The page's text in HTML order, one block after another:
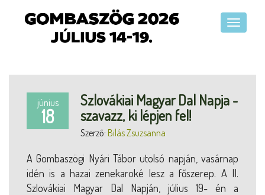
június
18
Szlovákiai Magyar Dal Napja -
szavazz, ki lépjen fel!
Szerző: Bilás Zsuzsanna
A Gombaszögi Nyári Tábor utolsó napján, vasárnap
idén is a hazai zenekaroké lesz a főszerep. A II.
Szlovákiai Magyar Dal Napján, július 19- én a